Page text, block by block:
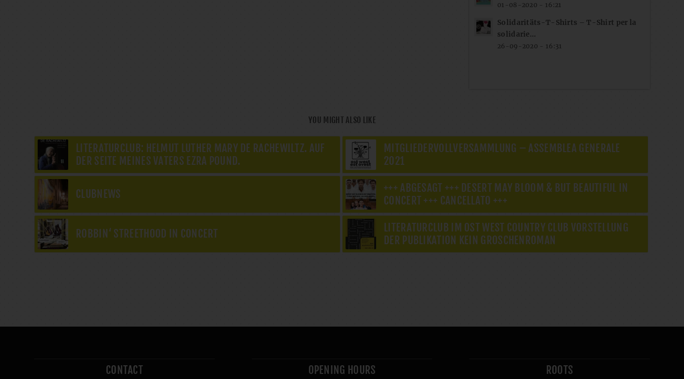
01-08-2020 - 16:21
Solidaritäts-T-Shirts – T-Shirt per la
solidarie...
26-09-2020 - 16:31
YOU MIGHT ALSO LIKE
LITERATURCLUB: HELMUT LUTHER MARY DE RACHEWILTZ. AUF
DER SEITE MEINES VATERS EZRA POUND.
MITGLIEDERVOLLVERSAMMLUNG – ASSEMBLEA GENERALE
2021
CLUBNEWS
+++ ABGESAGT +++ DESERT MAY BLOOM & BUT BEAUTIFUL IN
CONCERT +++ CANCELLATO +++
ROBBIN‘ STREETHOOD IN CONCERT
LITERATURCLUB IM OST WEST COUNTRY CLUB VORSTELLUNG
DER PUBLIKATION KEIN GROSCHENROMAN
CONTACT OPENING HOURS ROOTS